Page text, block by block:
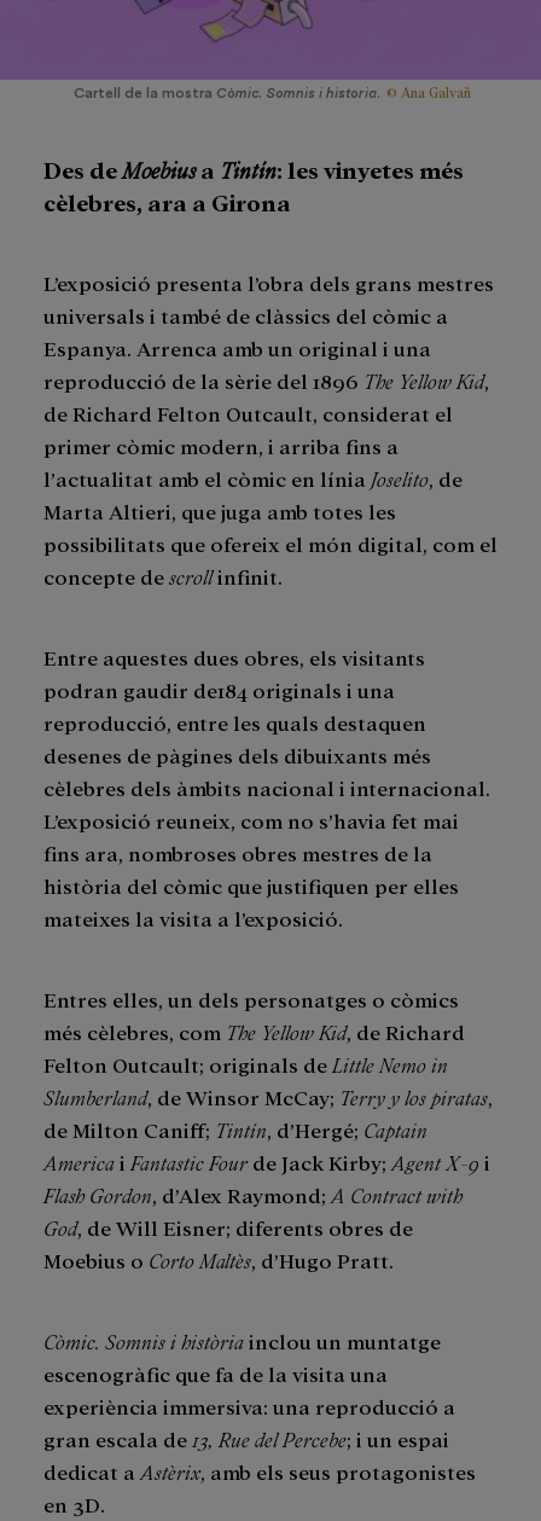
Cartell de la mostra Còmic. Somnis i historia. © Ana Galvañ
Des deMoebiusa Tintín: les vinyetes més
cèlebres, ara a Girona
L’exposició presenta l’obra dels grans mestres
universals i també de clàssics del còmic a
Espanya. Arrenca amb un original i una
reproducció de la sèrie del 1896 The Yellow Kid,
de Richard Felton Outcault, considerat el
primer còmic modern, i arriba fins a
l’actualitat amb el còmic en línia Joselito, de
Marta Altieri, que juga amb totes les
possibilitats que ofereix el món digital, com el
concepte descrollinfinit.
Entre aquestes dues obres, els visitants
podran gaudir de184 originals i una
reproducció, entre les quals destaquen
desenes de pàgines dels dibuixants més
cèlebres dels àmbits nacional i internacional.
L’exposició reuneix, com no s’havia fet mai
fins ara, nombroses obres mestres de la
història del còmic que justifiquen per elles
mateixes la visita a l’exposició.
Entres elles, un dels personatges o còmics
més cèlebres, com The Yellow Kid, de Richard
Felton Outcault; originals de Little Nemo in
Slumberland, de Winsor McCay; Terry y los piratas,
de Milton Caniff; Tintín, d’Hergé; Captain
Americai Fantastic Fourde Jack Kirby; Agent X-9 i
Flash Gordon, d’Alex Raymond; A Contract with
God, de Will Eisner; diferents obres de
Moebius o Corto Maltès, d’Hugo Pratt.
Còmic. Somnis i històriainclou un muntatge
escenogràfic que fa de la visita una
experiència immersiva: una reproducció a
gran escala de 13, Rue del Percebe; i un espai
dedicat a Astèrix, amb els seus protagonistes
en 3D.